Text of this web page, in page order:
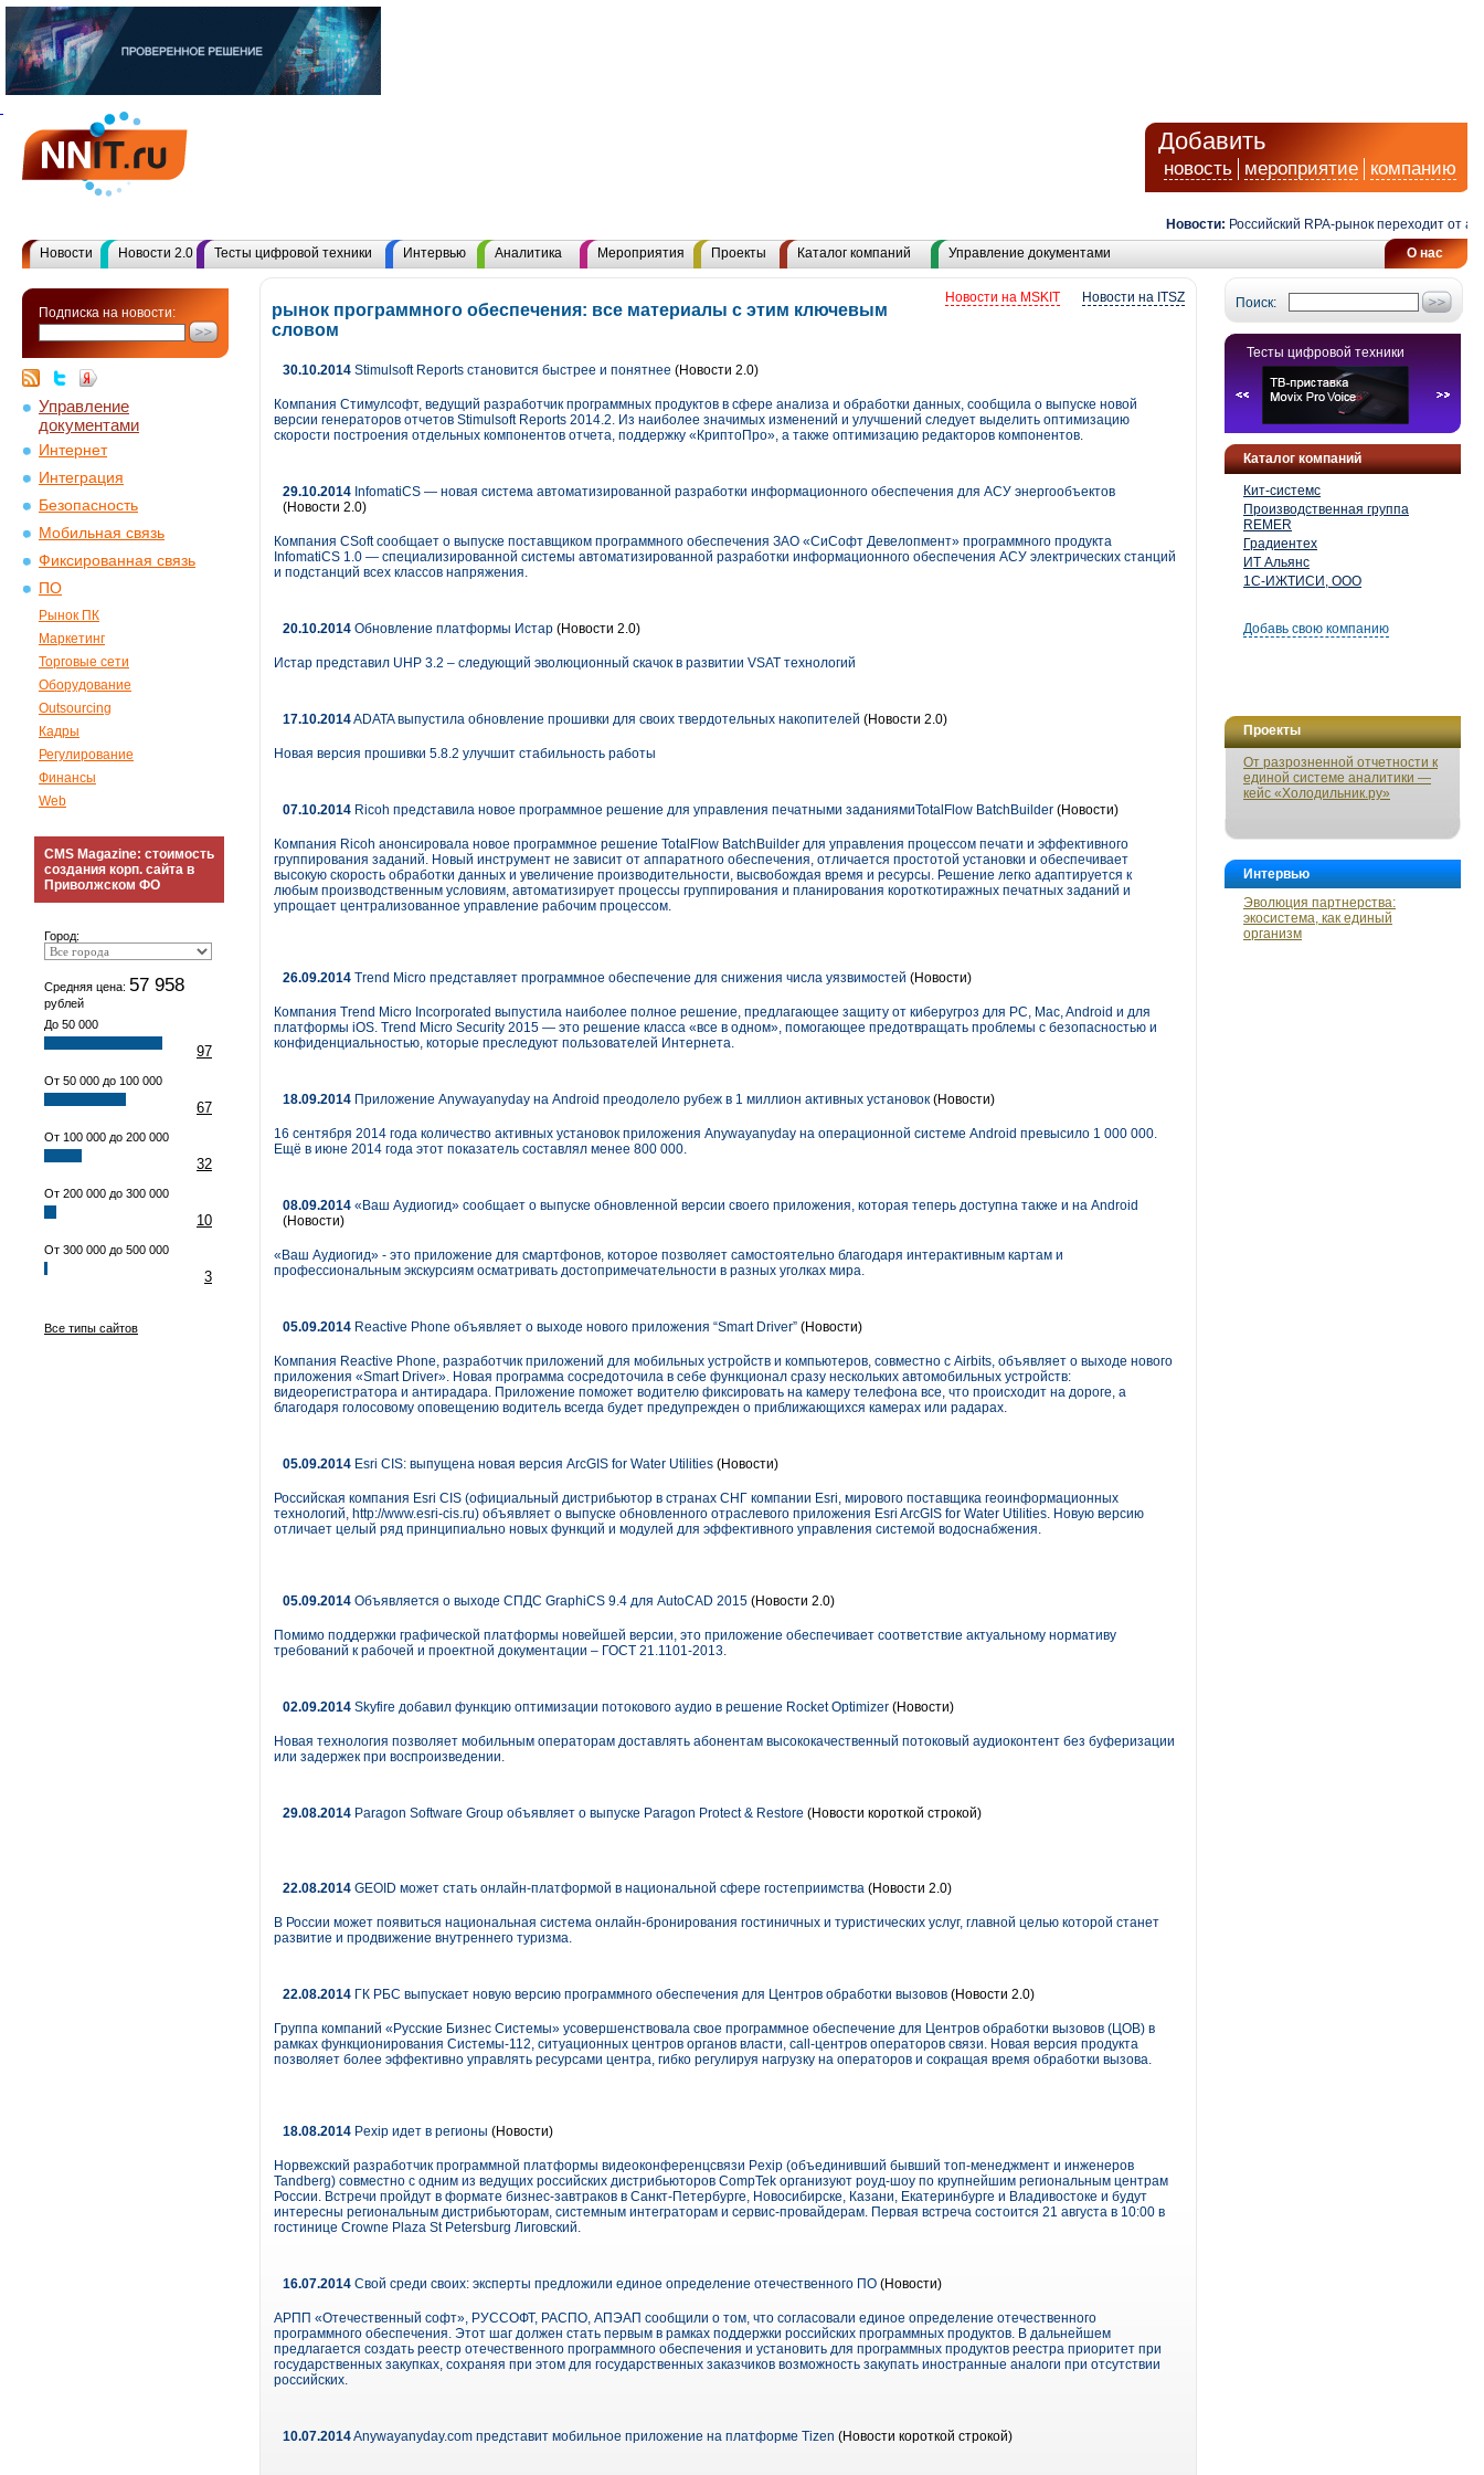
Добавить
новость мероприятие компанию
Новости: Российский RPA-рынок переходит от
О нас
Новости Новости 2.0 Тесты цифровой техники Интервью Аналитика Мероприятия Проекты Каталог компаний Управление документами
Подписка на новости:
Управление
документами
Интернет
Интеграция
Безопасность
Мобильная связь
Фиксированная связь
ПО
Рынок ПК
Маркетинг
Торговые сети
Оборудование
Outsourcing
Кадры
Регулирование
Финансы
Web
CMS Magazine: стоимость
создания корп. сайта в
Приволжском ФО
Город:
Средняя цена: 57 958
рублей
До 50 000
97
От 50 000 до 100 000
67
От 100 000 до 200 000
32
От 200 000 до 300 000
10
От 300 000 до 500 000
3
Все типы сайтов
Поиск:
Тесты цифровой техники
Каталог компаний
Кит-системс
Производственная группа
REMER
Градиентех
ИТ Альянс
1С-ИЖТИСИ, ООО
Добавь свою компанию
Проекты
От разрозненной отчетности к
единой системе аналитики —
кейс «Холодильник.ру»
Интервью
Эволюция партнерства:
экосистема, как единый
организм
Новости на ITSZ
Новости на MSKIT
рынок программного обеспечения: все материалы с этим ключевым
словом
30.10.2014 Stimulsoft Reports становится быстрее и понятнее (Новости 2.0)
Компания Стимулсофт, ведущий разработчик программных продуктов в сфере анализа и обработки данных, сообщила о выпуске новой
версии генераторов отчетов Stimulsoft Reports 2014.2. Из наиболее значимых изменений и улучшений следует выделить оптимизацию
скорости построения отдельных компонентов отчета, поддержку «КриптоПро», а также оптимизацию редакторов компонентов.
29.10.2014 InfomatiCS — новая система автоматизированной разработки информационного обеспечения для АСУ энергообъектов
(Новости 2.0)
Компания CSoft сообщает о выпуске поставщиком программного обеспечения ЗАО «СиСофт Девелопмент» программного продукта
InfomatiCS 1.0 — специализированной системы автоматизированной разработки информационного обеспечения АСУ электрических станций
и подстанций всех классов напряжения.
20.10.2014 Обновление платформы Истар (Новости 2.0)
Истар представил UHP 3.2 – следующий эволюционный скачок в развитии VSAT технологий
17.10.2014ADATA выпустила обновление прошивки для своих твердотельных накопителей (Новости 2.0)
Новая версия прошивки 5.8.2 улучшит стабильность работы
07.10.2014 Ricoh представила новое программное решение для управления печатными заданиямиTotalFlow BatchBuilder (Новости)
Компания Ricoh анонсировала новое программное решение TotalFlow BatchBuilder для управления процессом печати и эффективного
группирования заданий. Новый инструмент не зависит от аппаратного обеспечения, отличается простотой установки и обеспечивает
высокую скорость обработки данных и увеличение производительности, высвобождая время и ресурсы. Решение легко адаптируется к
любым производственным условиям, автоматизирует процессы группирования и планирования короткотиражных печатных заданий и
упрощает централизованное управление рабочим процессом.
26.09.2014 Trend Micro представляет программное обеспечение для снижения числа уязвимостей (Новости)
Компания Trend Micro Incorporated выпустила наиболее полное решение, предлагающее защиту от киберугроз для PC, Mac, Android и для
платформы iOS. Trend Micro Security 2015 — это решение класса «все в одном», помогающее предотвращать проблемы с безопасностью и
конфиденциальностью, которые преследуют пользователей Интернета.
18.09.2014 Приложение Anywayanyday на Android преодолело рубеж в 1 миллион активных установок (Новости)
16 сентября 2014 года количество активных установок приложения Anywayanyday на операционной системе Android превысило 1 000 000.
Ещё в июне 2014 года этот показатель составлял менее 800 000.
08.09.2014 «Ваш Аудиогид» сообщает о выпуске обновленной версии своего приложения, которая теперь доступна также и на Android
(Новости)
«Ваш Аудиогид» - это приложение для смартфонов, которое позволяет самостоятельно благодаря интерактивным картам и
профессиональным экскурсиям осматривать достопримечательности в разных уголках мира.
05.09.2014 Reactive Phone объявляет о выходе нового приложения “Smart Driver” (Новости)
Компания Reactive Phone, разработчик приложений для мобильных устройств и компьютеров, совместно с Airbits, объявляет о выходе нового
приложения «Smart Driver». Новая программа сосредоточила в себе функционал сразу нескольких автомобильных устройств:
видеорегистратора и антирадара. Приложение поможет водителю фиксировать на камеру телефона все, что происходит на дороге, а
благодаря голосовому оповещению водитель всегда будет предупрежден о приближающихся камерах или радарах.
05.09.2014 Esri CIS: выпущена новая версия ArcGIS for Water Utilities (Новости)
Российская компания Esri CIS (официальный дистрибьютор в странах СНГ компании Esri, мирового поставщика геоинформационных
технологий, http://www.esri-cis.ru) объявляет о выпуске обновленного отраслевого приложения Esri ArcGIS for Water Utilities. Новую версию
отличает целый ряд принципиально новых функций и модулей для эффективного управления системой водоснабжения.
05.09.2014 Объявляется о выходе СПДС GraphiCS 9.4 для AutoCAD 2015 (Новости 2.0)
Помимо поддержки графической платформы новейшей версии, это приложение обеспечивает соответствие актуальному нормативу
требований к рабочей и проектной документации – ГОСТ 21.1101-2013.
02.09.2014 Skyfire добавил функцию оптимизации потокового аудио в решение Rocket Optimizer (Новости)
Новая технология позволяет мобильным операторам доставлять абонентам высококачественный потоковый аудиоконтент без буферизации
или задержек при воспроизведении.
29.08.2014 Paragon Software Group объявляет о выпуске Paragon Protect & Restore (Новости короткой строкой)
22.08.2014 GEOID может стать онлайн-платформой в национальной сфере гостеприимства (Новости 2.0)
В России может появиться национальная система онлайн-бронирования гостиничных и туристических услуг, главной целью которой станет
развитие и продвижение внутреннего туризма.
22.08.2014 ГК РБС выпускает новую версию программного обеспечения для Центров обработки вызовов (Новости 2.0)
Группа компаний «Русские Бизнес Системы» усовершенствовала свое программное обеспечение для Центров обработки вызовов (ЦОВ) в
рамках функционирования Системы-112, ситуационных центров органов власти, call-центров операторов связи. Новая версия продукта
позволяет более эффективно управлять ресурсами центра, гибко регулируя нагрузку на операторов и сокращая время обработки вызова.
18.08.2014 Pexip идет в регионы (Новости)
Норвежский разработчик программной платформы видеоконференцсвязи Pexip (объединивший бывший топ-менеджмент и инженеров
Tandberg) совместно с одним из ведущих российских дистрибьюторов CompTek организуют роуд-шоу по крупнейшим региональным центрам
России. Встречи пройдут в формате бизнес-завтраков в Санкт-Петербурге, Новосибирске, Казани, Екатеринбурге и Владивостоке и будут
интересны региональным дистрибьюторам, системным интеграторам и сервис-провайдерам. Первая встреча состоится 21 августа в 10:00 в
гостинице Crowne Plaza St Petersburg Лиговский.
16.07.2014 Свой среди своих: эксперты предложили единое определение отечественного ПО (Новости)
АРПП «Отечественный софт», РУССОФТ, РАСПО, АПЭАП сообщили о том, что согласовали единое определение отечественного
программного обеспечения. Этот шаг должен стать первым в рамках поддержки российских программных продуктов. В дальнейшем
предлагается создать реестр отечественного программного обеспечения и установить для программных продуктов реестра приоритет при
государственных закупках, сохраняя при этом для государственных заказчиков возможность закупать иностранные аналоги при отсутствии
российских.
10.07.2014Anywayanyday.com представит мобильное приложение на платформе Tizen (Новости короткой строкой)